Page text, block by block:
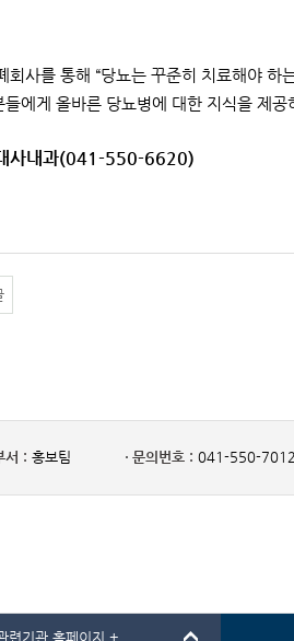
회사를 통해 “당뇨는 꾸준히 치료해야
들에게 올바른 당뇨병에 대한 지식을 제
사내과(041-550-6620)
서 : 홍보팀 문의번호 : 041-550-7012
련기관 홈페이지 +